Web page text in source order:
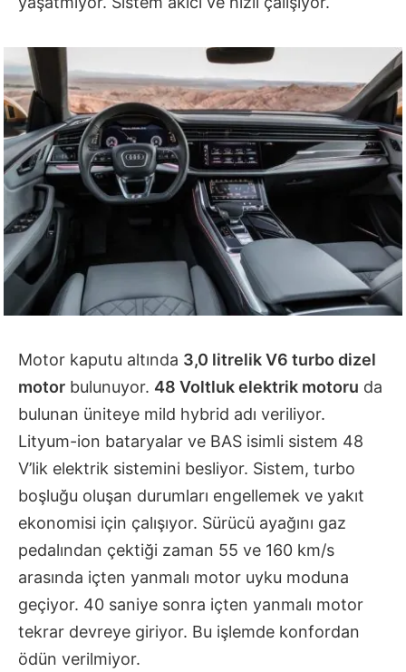
Motor kaputu altında 3,0 litrelik V6 turbo dizel
motor bulunuyor. 48 Voltluk elektrik motoru da
bulunan üniteye mild hybrid adı veriliyor.
Lityum-ion bataryalar ve BAS isimli sistem 48
V’lik elektrik sistemini besliyor. Sistem, turbo
boşluğu oluşan durumları engellemek ve yakıt
ekonomisi için çalışıyor. Sürücü ayağını gaz
pedalından çektiği zaman 55 ve 160 km/s
arasında içten yanmalı motor uyku moduna
geçiyor. 40 saniye sonra içten yanmalı motor
tekrar devreye giriyor. Bu işlemde konfordan
ödün verilmiyor.